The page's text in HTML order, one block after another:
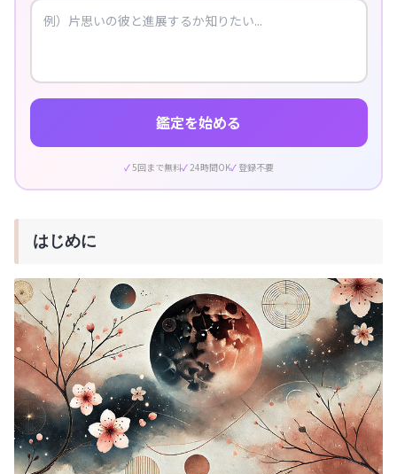
鑑定を始める
5回まで無料 24時間OK 登録不要
はじめに